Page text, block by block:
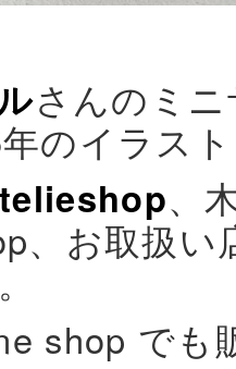
さんのミ
のイラス
、
、お取扱
shop でも